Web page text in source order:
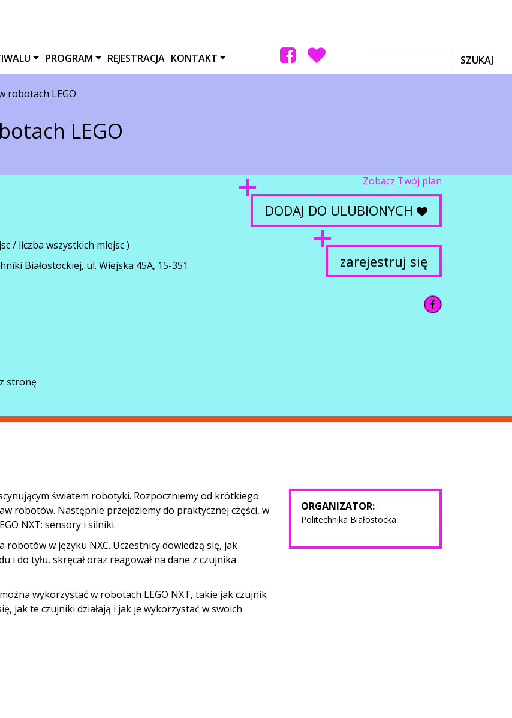
PROGRAM REJESTRACJA KONTAKT
robotach LEGO
LEGO
/ liczba wszystkich miejsc )
Białostockiej, ul. Wiejska 45A, 15-351
stronę
Zobacz Twój plan
DODAJ DO ULUBIONYCH
zarejestruj się
światem robotyki. Rozpoczniemy od krótkiego
robotów. Następnie przejdziemy do praktycznej części, w
NXT: sensory i silniki.
w języku NXC. Uczestnicy dowiedzą się, jak
do tyłu, skręcał oraz reagował na dane z czujnika
wykorzystać w robotach LEGO NXT, takie jak czujnik
jak te czujniki działają i jak je wykorzystać w swoich
ORGANIZATOR:
Politechnika Białostocka